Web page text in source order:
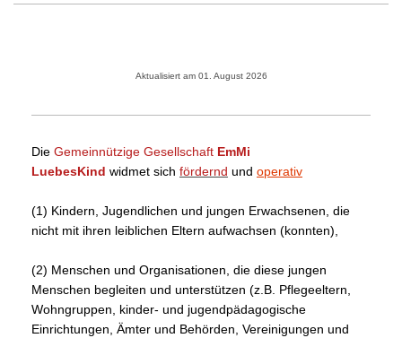
Aktualisiert am 01. August 2026
Die Gemeinnützige Gesellschaft EmMi
LuebesKind widmet sich fördernd und operativ
(1) Kindern, Jugendlichen und jungen Erwachsenen, die
nicht mit ihren leiblichen Eltern aufwachsen (konnten),
(2) Menschen und Organisationen, die diese jungen
Menschen begleiten und unterstützen (z.B. Pflegeeltern,
Wohngruppen, kinder- und jugendpädagogische
Einrichtungen, Ämter und Behörden, Vereinigungen und